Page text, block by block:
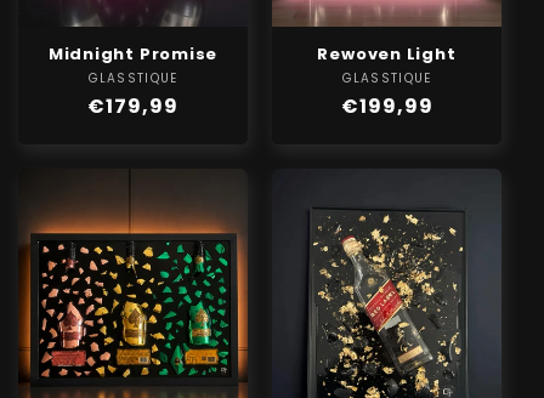
Midnight Promise
Verkoper:
GLASSTIQUE
Normale
€179,99
Rewoven Light
Verkoper:
GLASSTIQUE
Normale
€199,99